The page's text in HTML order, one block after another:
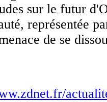
sur le futur
représentée
de se